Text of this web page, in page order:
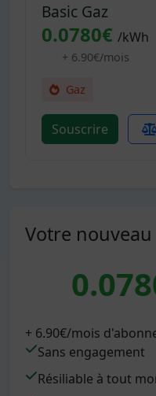
Basic Gaz
0.0780€ /kWh
+ 6.90€/mois
Gaz
Souscrire
Votre
+ 6.90€/mois
Sans engagement
Résiliable à tout